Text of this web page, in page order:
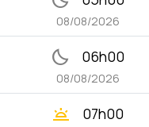
08/08/2026
bedtime 06h00
08/08/2026
wb_twilight 07h00